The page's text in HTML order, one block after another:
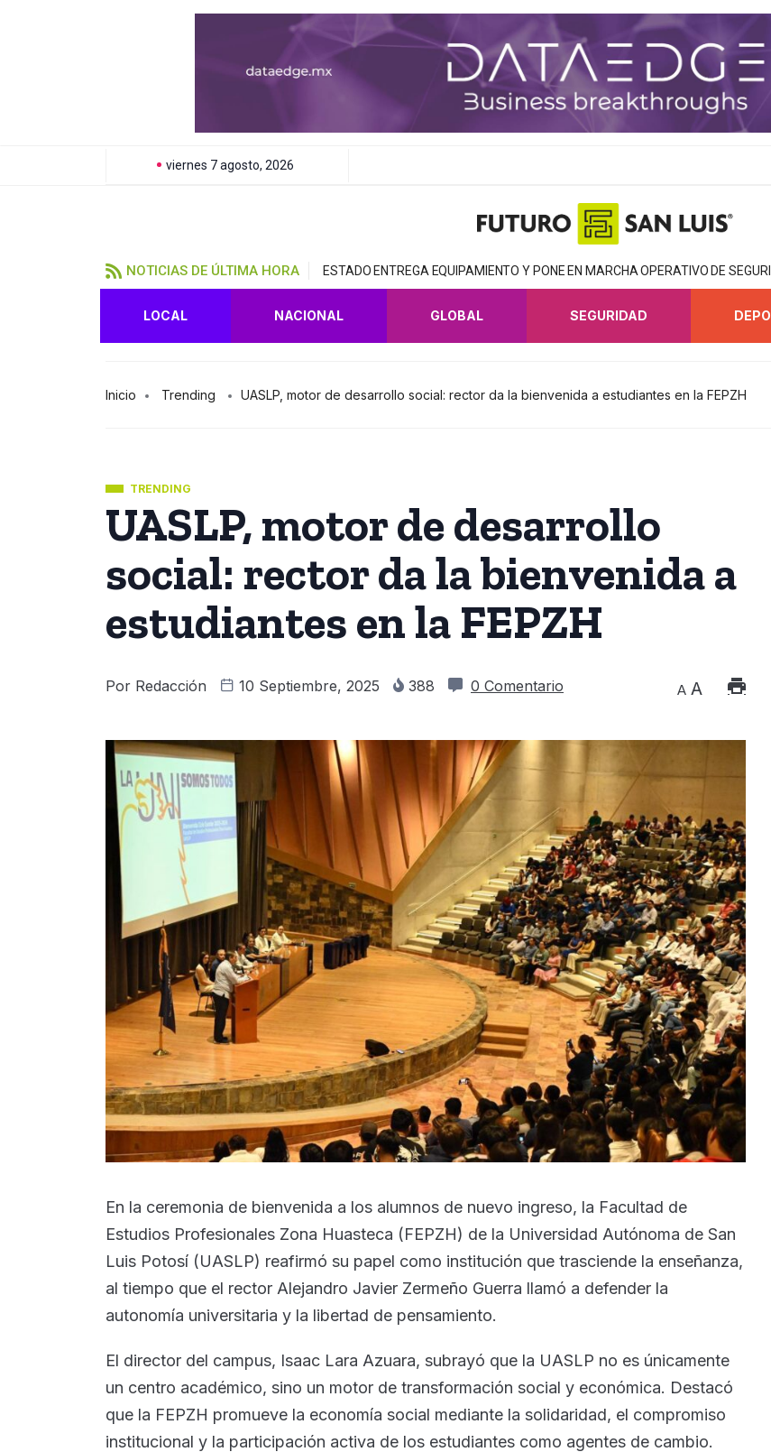
viernes 7 agosto, 2026
NOTICIAS DE ÚLTIMA HORA ESTADO ENTREGA EQUIPAMIENTO Y PONE EN MARCHA OPERATIVO DE
LOCAL NACIONAL GLOBAL SEGURIDAD
Inicio Trending UASLP, motor de desarrollo social: rector da la bienvenida a estudiantes en la FEPZH
TRENDING
UASLP, motor de desarrollo
social: rector da la bienvenida a
estudiantes en la FEPZH
Por Redacción 10 Septiembre, 2025 388 0 Comentario A A
En la ceremonia de bienvenida a los alumnos de nuevo ingreso, la Facultad de
Estudios Profesionales Zona Huasteca (FEPZH) de la Universidad Autónoma de San
Luis Potosí (UASLP) reafirmó su papel como institución que trasciende la enseñanza,
al tiempo que el rector Alejandro Javier Zermeño Guerra llamó a defender la
autonomía universitaria y la libertad de pensamiento.
El director del campus, Isaac Lara Azuara, subrayó que la UASLP no es únicamente
un centro académico, sino un motor de transformación social y económica. Destacó
que la FEPZH promueve la economía social mediante la solidaridad, el compromiso
institucional y la participación activa de los estudiantes como agentes de cambio.